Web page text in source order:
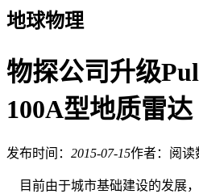
地球物理
物探公司升级
100A型地质雷达
发布时间： 2015-07-15作者： 阅读
目前由于城市基础建设的发展